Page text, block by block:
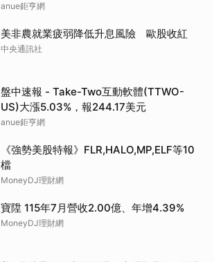
anue鉅亨網
美非農就業疲弱降低升息風險 歐股收紅
中央通訊社
盤中速報 - Take-Two互動軟體(TTWO-
US)大漲5.03%，報244.17美元
anue鉅亨網
《強勢美股特報》FLR,HALO,MP,ELF等10
檔
MoneyDJ理財網
寶陞 115年7月營收2.00億、年增4.39%
MoneyDJ理財網